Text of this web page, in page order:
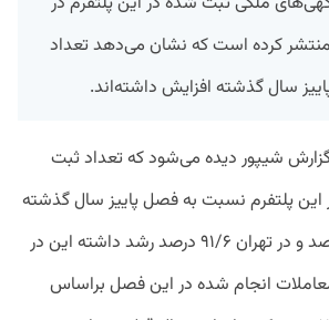
کرده است که نشان می‌دهد تعداد
سال گذشته افزایش داشته‌اند.
شیپور دیده می‌شود که تعداد ثبت
پلتفرم نسبت به فصل پاییز سال گذشته
در کل کشور ۹۹/۶۵ درصد و در تهران ۹۱/۶ درصد رشد داشته این در
انجام شده در این فصل براساس